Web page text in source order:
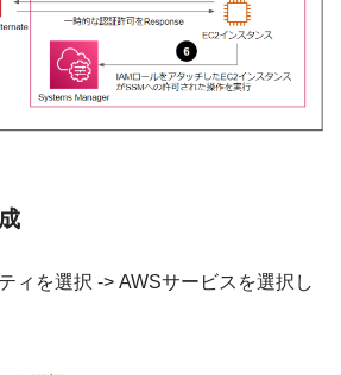
ィを選択 -> AWSサービスを選択し